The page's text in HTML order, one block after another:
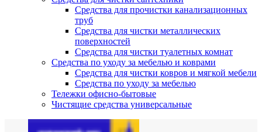
Средства для прочистки канализационных
труб
Средства для чистки металлических
поверхностей
Средства для чистки туалетных комнат
Средства по уходу за мебелью и коврами
Средства для чистки ковров и мягкой мебели
Средства по уходу за мебелью
Тележки офисно-бытовые
Чистящие средства универсальные